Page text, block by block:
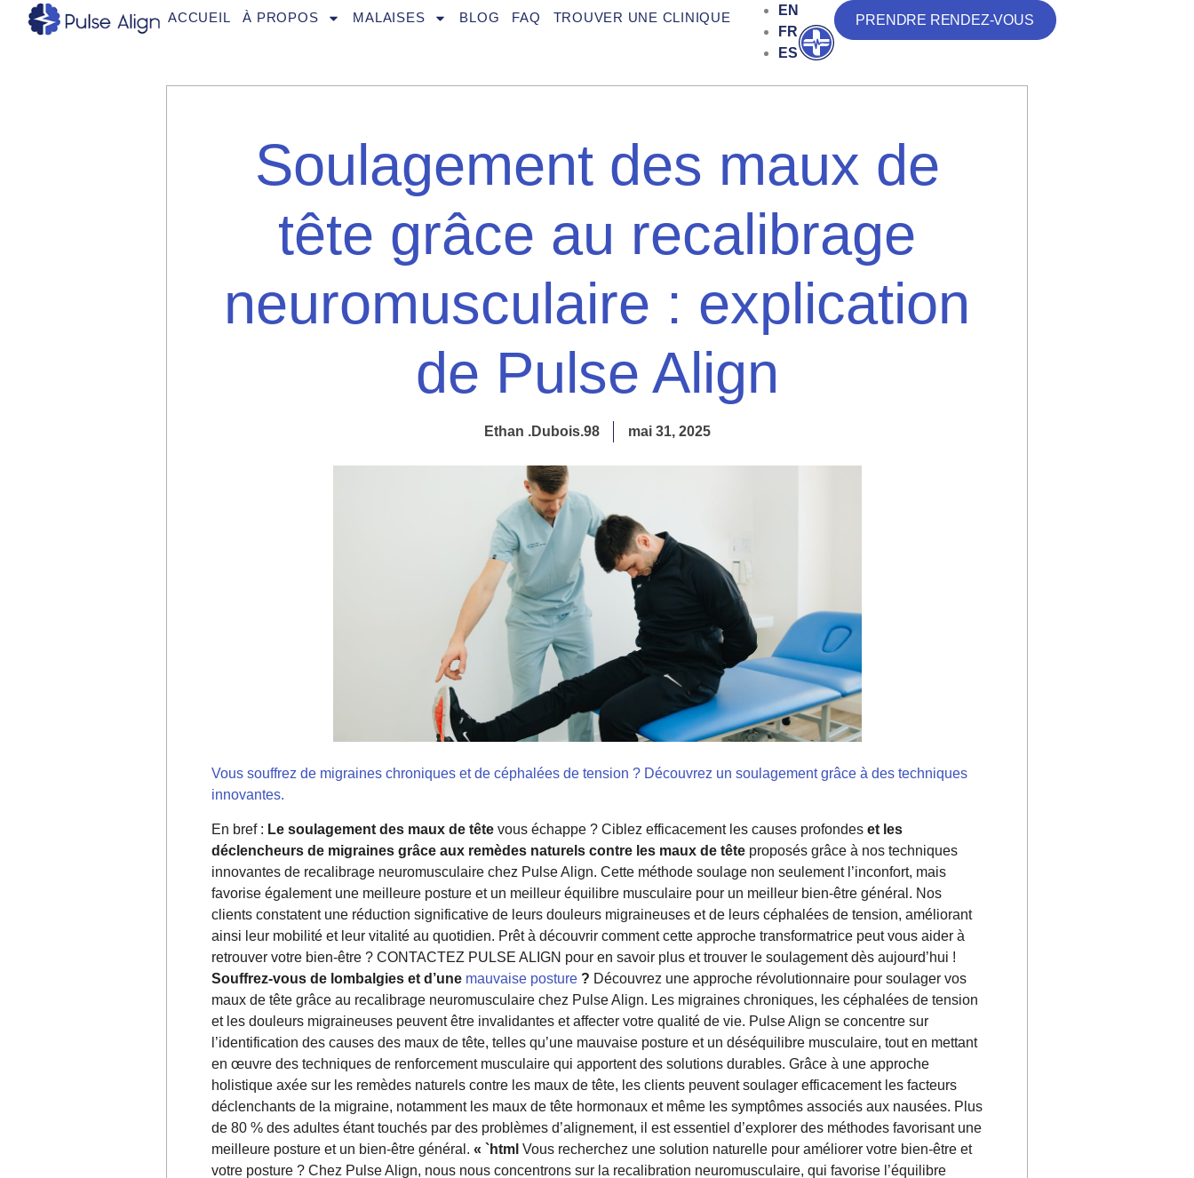
ACCUEIL À PROPOS MALAISES BLOG FAQ TROUVER UNE CLINIQUE
EN
FR
ES
Ouvrir
PRENDRE RENDEZ-VOUS
Soulagement des maux de
tête grâce au recalibrage
neuromusculaire : explication
de Pulse Align
Ethan .Dubois.98 mai 31, 2025
Vous souffrez de migraines chroniques et de céphalées de tension ? Découvrez un soulagement grâce à des techniques
innovantes.
En bref : Le soulagement des maux de tête vous échappe ? Ciblez efficacement les causes profondes et les
déclencheurs de migraines grâce aux remèdes naturels contre les maux de tête proposés grâce à nos techniques
innovantes de recalibrage neuromusculaire chez Pulse Align. Cette méthode soulage non seulement l’inconfort, mais
favorise également une meilleure posture et un meilleur équilibre musculaire pour un meilleur bien-être général. Nos
clients constatent une réduction significative de leurs douleurs migraineuses et de leurs céphalées de tension, améliorant
ainsi leur mobilité et leur vitalité au quotidien. Prêt à découvrir comment cette approche transformatrice peut vous aider à
retrouver votre bien-être ? CONTACTEZ PULSE ALIGN pour en savoir plus et trouver le soulagement dès aujourd’hui !
Souffrez-vous de lombalgies et d’une mauvaise posture ? Découvrez une approche révolutionnaire pour soulager vos
maux de tête grâce au recalibrage neuromusculaire chez Pulse Align. Les migraines chroniques, les céphalées de tension
et les douleurs migraineuses peuvent être invalidantes et affecter votre qualité de vie. Pulse Align se concentre sur
l’identification des causes des maux de tête, telles qu’une mauvaise posture et un déséquilibre musculaire, tout en mettant
en œuvre des techniques de renforcement musculaire qui apportent des solutions durables. Grâce à une approche
holistique axée sur les remèdes naturels contre les maux de tête, les clients peuvent soulager efficacement les facteurs
déclenchants de la migraine, notamment les maux de tête hormonaux et même les symptômes associés aux nausées. Plus
de 80 % des adultes étant touchés par des problèmes d’alignement, il est essentiel d’explorer des méthodes favorisant une
meilleure posture et un bien-être général. « `html Vous recherchez une solution naturelle pour améliorer votre bien-être et
votre posture ? Chez Pulse Align, nous nous concentrons sur la recalibration neuromusculaire, qui favorise l’équilibre